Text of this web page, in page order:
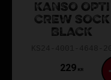
KANSO OPTI
CREW SOCK
BLACK
229 KR